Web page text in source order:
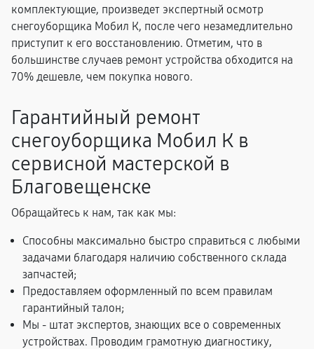
комплектующие, произведет экспертный осмотр
снегоуборщика Мобил К, после чего незамедлительно
приступит к его восстановлению. Отметим, что в
большинстве случаев ремонт устройства обходится на
70% дешевле, чем покупка нового.
Гарантийный ремонт
снегоуборщика Мобил К в
сервисной мастерской в
Благовещенске
Обращайтесь к нам, так как мы:
Способны максимально быстро справиться с любыми
задачами благодаря наличию собственного склада
запчастей;
Предоставляем оформленный по всем правилам
гарантийный талон;
Мы - штат экспертов, знающих все о современных
устройствах. Проводим грамотную диагностику,